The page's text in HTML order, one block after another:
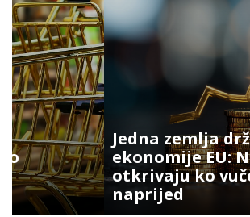
Jedna zemlja drži gotovo
ekonomije EU: Novi podaci
otkrivaju ko vuče
naprijed